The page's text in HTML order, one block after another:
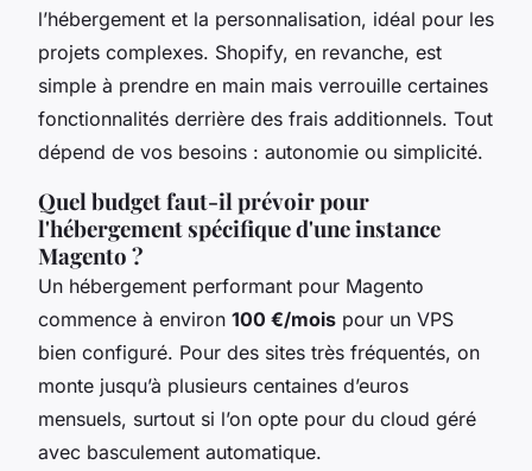
l’hébergement et la personnalisation, idéal pour les
projets complexes. Shopify, en revanche, est
simple à prendre en main mais verrouille certaines
fonctionnalités derrière des frais additionnels. Tout
dépend de vos besoins : autonomie ou simplicité.
Quel budget faut-il prévoir pour
l'hébergement spécifique d'une instance
Magento ?
Un hébergement performant pour Magento
commence à environ 100 €/mois pour un VPS
bien configuré. Pour des sites très fréquentés, on
monte jusqu’à plusieurs centaines d’euros
mensuels, surtout si l’on opte pour du cloud géré
avec basculement automatique.